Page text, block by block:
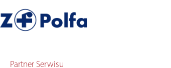
Partner Serwisu